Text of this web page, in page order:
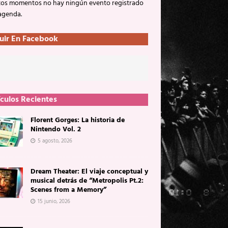
momentos no hay ningún evento registrado
En Facebook
Recientes
Florent Gorges: La historia de
Nintendo Vol. 2
5 agosto, 2026
Dream Theater: El viaje conceptual y
musical detrás de “Metropolis Pt.2:
Scenes from a Memory”
15 junio, 2026